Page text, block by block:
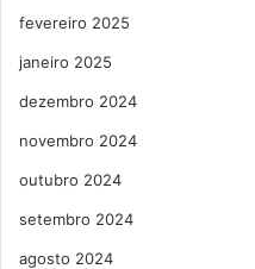
fevereiro 2025
janeiro 2025
dezembro 2024
novembro 2024
outubro 2024
setembro 2024
agosto 2024